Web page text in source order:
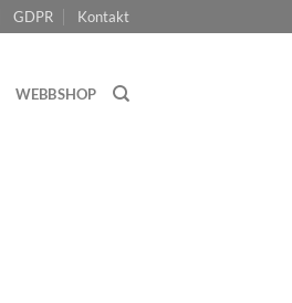
GDPR Kontakt
WEBBSHOP